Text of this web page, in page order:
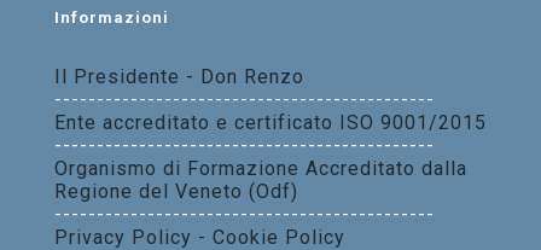
Informazioni
Il Presidente - Don Renzo
---------------------------------------------
Ente accreditato e certificato ISO 9001/2015
---------------------------------------------
Organismo di Formazione Accreditato dalla
Regione del Veneto (Odf)
---------------------------------------------
Privacy Policy - Cookie Policy